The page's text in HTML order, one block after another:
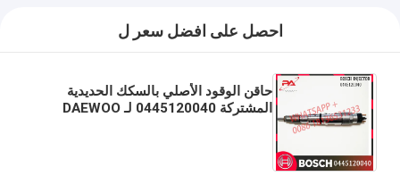
احصل على افضل سعر ل
حاقن الوقود الأصلي بالسكك الحديدية
المشتركة 0445120040 لـ DAEWOO